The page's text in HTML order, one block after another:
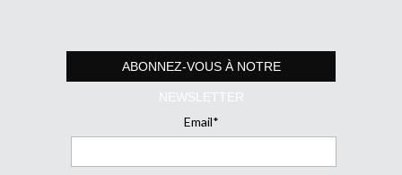
ABONNEZ-VOUS À NOTRE
NEWSLETTER
Email*